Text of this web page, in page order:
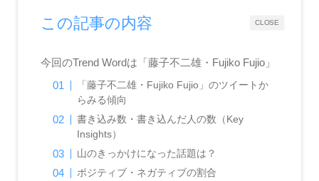
CLOSE
この記事の内容
今回のTrend Wordは「藤子不二雄・Fujiko Fujio」
「藤子不二雄・Fujiko Fujio」のツイートか
らみる傾向
書き込み数・書き込んだ人の数（Key
Insights）
山のきっかけになった話題は？
ポジティブ・ネガティブの割合